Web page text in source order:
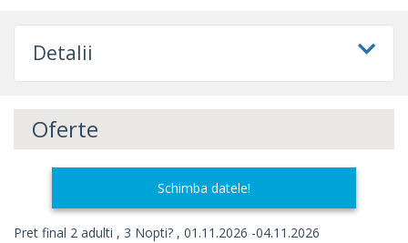
Detalii
Oferte
Schimba datele!
Pret final 2 adulti , 3 Nopti? , 01.11.2026 -04.11.2026